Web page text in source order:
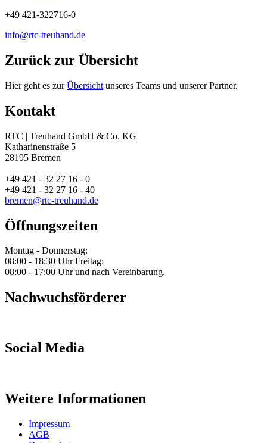
+49 421-322716-0
info@rtc-treuhand.de
Zurück zur Übersicht
Hier geht es zurÜbersicht unseres Teams und unserer Partner.
Kontakt
RTC | Treuhand GmbH & Co. KG
Katharinenstraße 5
28195 Bremen
+49 421 - 32 27 16 - 0
+49 421 - 32 27 16 - 40
bremen@rtc-treuhand.de
Öffnungszeiten
Montag - Donnerstag:
08:00 - 18:30 Uhr Freitag:
08:00 - 17:00 Uhr und nach Vereinbarung.
Nachwuchsförderer
Social Media
Weitere Informationen
Impressum
AGB